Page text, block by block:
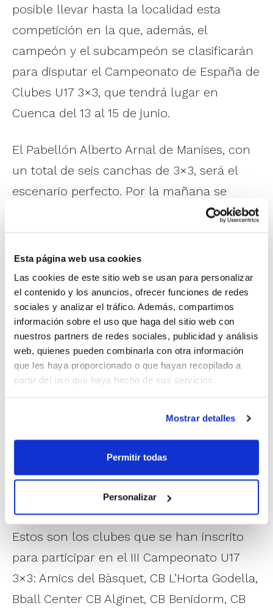
Esta página web usa cookies
Las cookies de este sitio web se usan para personalizar
el contenido y los anuncios, ofrecer funciones de redes
sociales y analizar el tráfico. Además, compartimos
información sobre el uso que haga del sitio web con
nuestros partners de redes sociales, publicidad y análisis
web, quienes pueden combinarla con otra información
que les haya proporcionado o que hayan recopilado a
partir del uso que haya hecho de sus servicios.
Mostrar detalles
Permitir todas
Personalizar
posible llevar hasta la localidad esta
competición en la que, además, el
campeón y el subcampeón se clasificarán
para disputar el Campeonato de España de
Clubes U17 3×3, que tendrá lugar en
Cuenca del 13 al 15 de junio.
El Pabellón Alberto Arnal de Manises, con
un total de seis canchas de 3×3, será el
escenario perfecto. Por la mañana se
celebrará la competición masculina y por
enlace , puedes consultar el desarrollo de
la competición y todos los detalles de los
partidos que se vayan disputando.
Estos son los clubes que se han inscrito
para participar en el III Campeonato U17
3×3: Amics del Bàsquet, CB L’Horta Godella,
Bball Center CB Alginet, CB Benidorm, CB